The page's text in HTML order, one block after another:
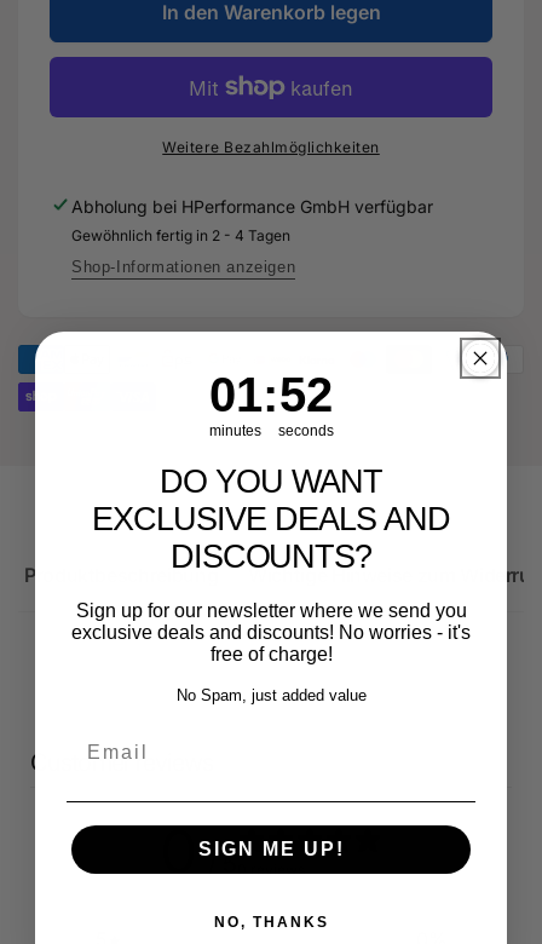
für
2K-
Verdünnung,
spezial
-
LVM
A2
-
Original
Menge
für
2K-
Verdünnung,
spezial
200
A2
-
In den Warenkorb legen
Weitere Bezahlmöglichkeiten
Abholung bei HPerformance GmbH verfügbar
Gewöhnlich fertig in 2 - 4 Tagen
Shop-Informationen anzeigen
Produktbeschreibung Wichtige Hinweise zum
Customer reviews
/ 5
Countdown ends in:
1
01
minutes
: 52
52
seconds
DO YOU WANT
EXCLUSIVE DEALS AND
DISCOUNTS?
Sign up for our newsletter where we send you
exclusive deals and discounts! No worries - it's
free of charge!
No Spam, just added value
SIGN ME UP!
NO, THANKS